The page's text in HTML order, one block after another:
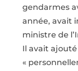
gendarmes
année, avait
ministre de
Il avait
«